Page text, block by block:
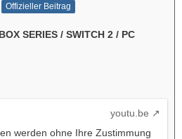
Offizieller Beitrag
SERIES / SWITCH 2 / PC
youtu.be
werden ohne Ihre Zustimmung